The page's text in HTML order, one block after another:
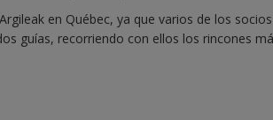
en Québec, ya que varios de los
guías, recorriendo con ellos los rincones